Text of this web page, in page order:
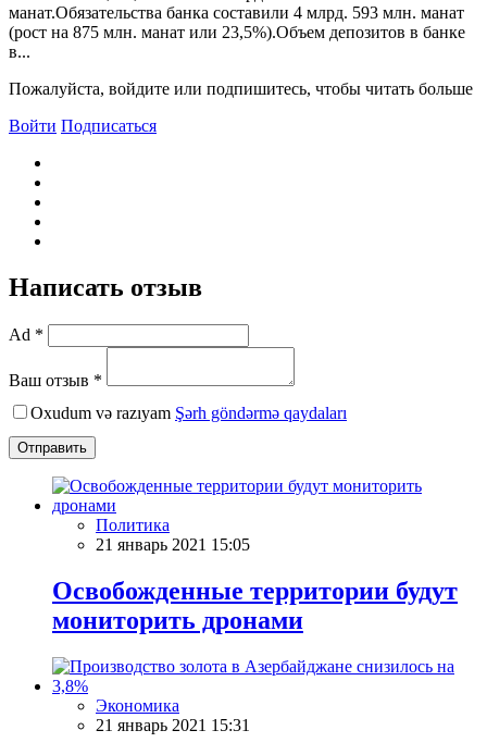
манат.Обязательства банка составили 4 млрд. 593 млн. манат
(рост на 875 млн. манат или 23,5%).Объем депозитов в банке
в...
Пожалуйста, войдите или подпишитесь, чтобы читать больше
Войти Подписаться
Написать отзыв
Ad *
Ваш отзыв *
Oxudum və razıyam Şərh göndərmə qaydaları
Отправить
Политика
21 январь 2021 15:05
Освобожденные территории будут
мониторить дронами
Экономика
21 январь 2021 15:31